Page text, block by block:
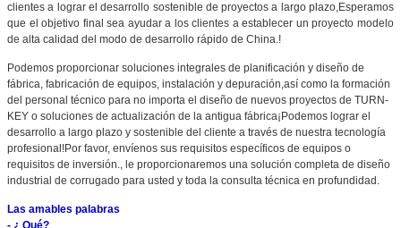
clientes a lograr el desarrollo sostenible de proyectos a largo plazo,Esperamos
que el objetivo final sea ayudar a los clientes a establecer un proyecto modelo
de alta calidad del modo de desarrollo rápido de China.!
Podemos proporcionar soluciones integrales de planificación y diseño de
fábrica, fabricación de equipos, instalación y depuración,así como la formación
del personal técnico para no importa el diseño de nuevos proyectos de TURN-
KEY o soluciones de actualización de la antigua fábrica¡Podemos lograr el
desarrollo a largo plazo y sostenible del cliente a través de nuestra tecnología
profesional!Por favor, envíenos sus requisitos específicos de equipos o
requisitos de inversión., le proporcionaremos una solución completa de diseño
industrial de corrugado para usted y toda la consulta técnica en profundidad.
Las amables palabras
- ¿ Qué?